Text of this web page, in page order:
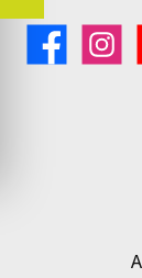
Facebook